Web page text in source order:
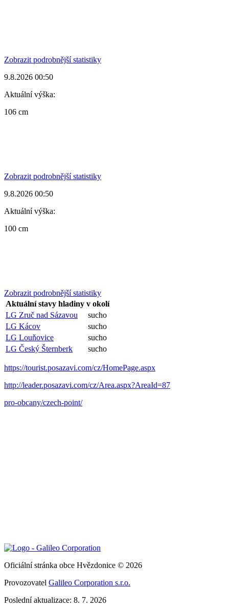
Zobrazit podrobnější statistiky
9.8.2026 00:50
Aktuální výška:
106 cm
Zobrazit podrobnější statistiky
9.8.2026 00:50
Aktuální výška:
100 cm
Zobrazit podrobnější statistiky
Aktuální stavy hladiny v okolí
LG Zruč nad Sázavou
sucho
LG Kácov
sucho
LG Louňovice
sucho
LG Český Šternberk
sucho
https://tourist.posazavi.com/cz/HomePage.aspx
http://leader.posazavi.com/cz/Area.aspx?AreaId=87
pro-obcany/czech-point/
Oficiální stránka obce Hvězdonice © 2026
Provozovatel Galileo Corporation s.r.o.
Poslední aktualizace: 8. 7. 2026